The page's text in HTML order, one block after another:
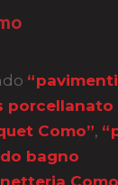
“pavimenti
porcellanato
Como”,
bagno